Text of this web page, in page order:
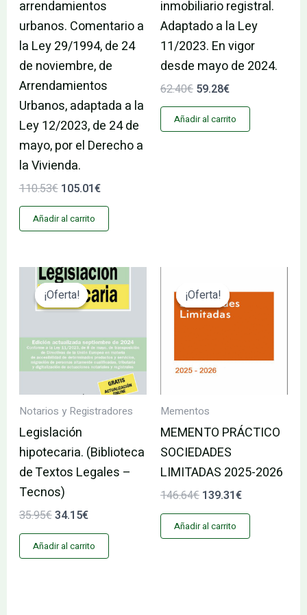
arrendamientos
urbanos. Comentario a
la Ley 29/1994, de 24
de noviembre, de
Arrendamientos
Urbanos, adaptada a la
Ley 12/2023, de 24 de
mayo, por el Derecho a
la Vivienda.
110.53€ 105.01€
Añadir al carrito
inmobiliario registral.
Adaptado a la Ley
11/2023. En vigor
desde mayo de 2024.
62.40€ 59.28€
Añadir al carrito
¡Oferta!
¡Oferta!
Notarios y Registradores
Legislación
hipotecaria. (Biblioteca
de Textos Legales –
Tecnos)
35.95€
El
precio
original
34.15€
El
precio
actual
es:
Añadir al carrito
¡Oferta!
¡Oferta!
Mementos
MEMENTO PRÁCTICO
SOCIEDADES
LIMITADAS 2025-2026
146.64€
precio
original
era:
139.31€
precio
actual
Añadir al carrito